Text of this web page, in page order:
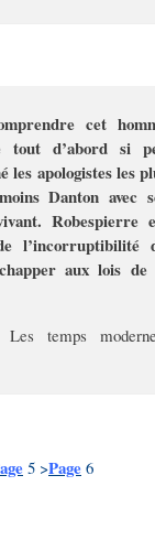
cet
tout d’abord si
les apologistes les
Danton avec
Robespierre
l’incorruptibilité
aux lois de
temps
5 >Page 6